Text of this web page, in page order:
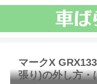
マークX
張り)の外し方・